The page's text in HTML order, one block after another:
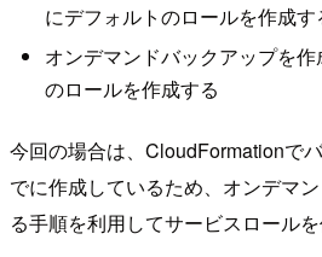
にデフォルトのロールを作成す
オンデマンドバックアップを
のロールを作成する
今回の場合は、CloudFormationで
でに作成しているため、オンデマ
る手順を利用してサービスロールを